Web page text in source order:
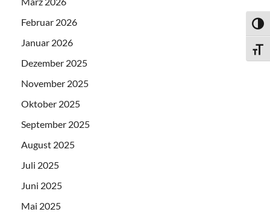
Februar 2026
Januar 2026
Dezember 2025
November 2025
Oktober 2025
September 2025
August 2025
Juli 2025
Juni 2025
Mai 2025